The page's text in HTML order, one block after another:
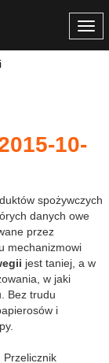
10-
spożywczych
danych owe
przez
mechanizmowi
jest taniej, a w
w jaki
Bez trudu
i
Przelicznik